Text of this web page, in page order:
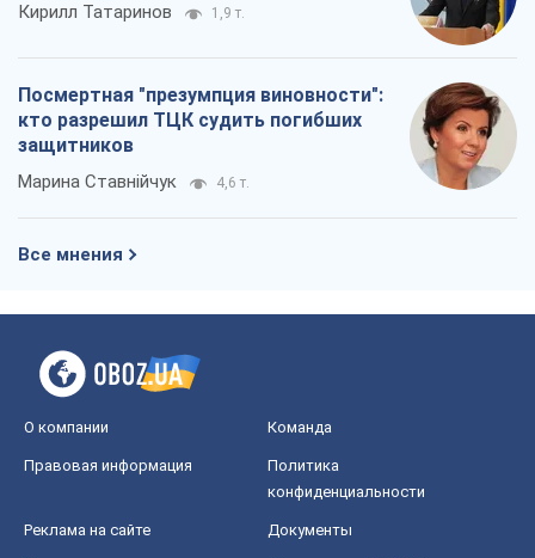
Кирилл Татаринов 1,9 т.
Посмертная "презумпция виновности":
кто разрешил ТЦК судить погибших
защитников
Марина Ставнійчук 4,6 т.
Все мнения
О компании Команда
Правовая информация
Политика
конфиденциальности
Реклама на сайте Документы